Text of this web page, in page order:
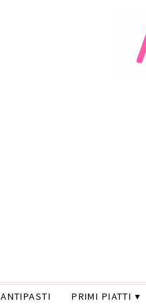
ANTIPASTI PRIMI PIATTI